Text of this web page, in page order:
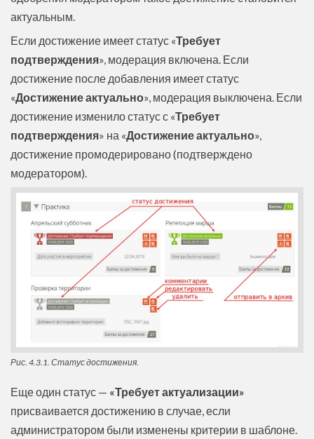
актуальным.
Если достижение имеет статус «Требует
подтверждения», модерация включена. Если
достижение после добавления имеет статус
«Достижение актуально», модерация выключена. Если
достижение изменило статус с «Требует
подтверждения» на «Достижение актуально»,
достижение промодерировано (подтверждено
модератором).
Рис. 4.3.1. Статус достижения.
Еще один статус — «Требует актуализации»
присваивается достижению в случае, если
администратором были изменены критерии в шаблоне.